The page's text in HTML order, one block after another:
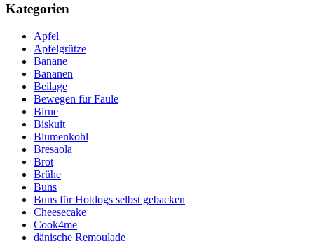
Kategorien
Apfel
Apfelgrütze
Banane
Bananen
Beilage
Bewegen für Faule
Birne
Biskuit
Blumenkohl
Bresaola
Brot
Brühe
Buns
Buns für Hotdogs selbst gebacken
Cheesecake
Cook4me
dänische Remoulade